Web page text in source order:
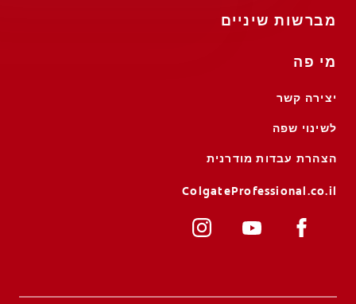
מברשות שיניים
מי פה
יצירה קשר
לשינוי שפה
הצהרת עבדות מודרנית
ColgateProfessional.co.il